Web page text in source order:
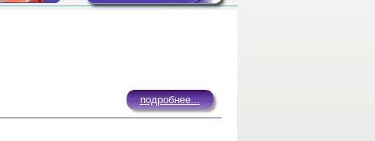
подробнее...